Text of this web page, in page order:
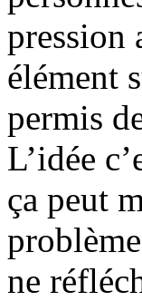
pression
élément
permis
L’idée
ça peut
ne